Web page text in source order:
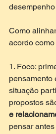
Como
acordo
1. Foco:
pensamento
situação
propostos
e
pensar